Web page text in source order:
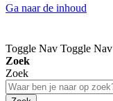
Ga naar de inhoud
Toggle Nav Toggle Nav
Zoek
Zoek